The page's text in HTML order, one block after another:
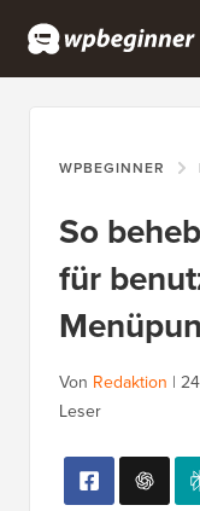
WPBEGINNER
So
für
Von Redaktion |
Leser